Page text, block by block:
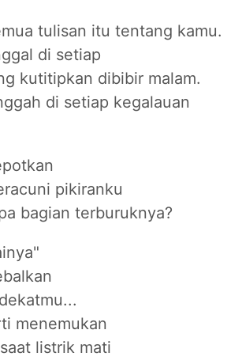
tulisan itu tentang kamu.
di setiap
kutitipkan dibibir malam.
di setiap kegalauan
pikiranku
bagian terburuknya?
menemukan
listrik mati